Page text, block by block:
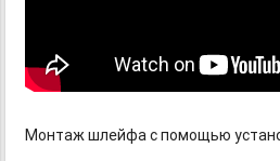
Монтаж шлейфа с помощью